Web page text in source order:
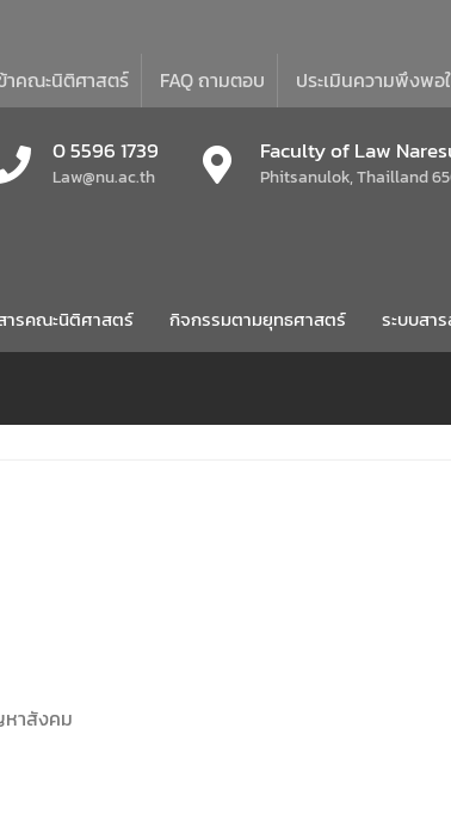
าคณะนิติศาสตร์ FAQ ถามตอบ ประเมินความพึงพอ
0 5596 1739
Law@nu.ac.th
Faculty of Law
Phitsanulok, Thailland
ารคณะนิติศาสตร์ กิจกรรมตามยุทธศาสตร์ ระบบสา
หาสังคม